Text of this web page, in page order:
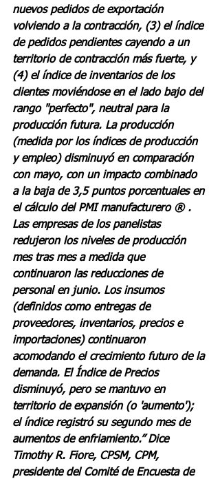
nuevos pedidos de exportación
volviendo a la contracción, (3) el índice
de pedidos pendientes cayendo a un
territorio de contracción más fuerte, y
(4) el índice de inventarios de los
clientes moviéndose en el lado bajo del
rango "perfecto", neutral para la
producción futura. La producción
(medida por los índices de producción
y empleo) disminuyó en comparación
con mayo, con un impacto combinado
a la baja de 3,5 puntos porcentuales en
el cálculo del PMI manufacturero ® .
Las empresas de los panelistas
redujeron los niveles de producción
mes tras mes a medida que
continuaron las reducciones de
personal en junio. Los insumos
(definidos como entregas de
proveedores, inventarios, precios e
importaciones) continuaron
acomodando el crecimiento futuro de la
demanda. El Índice de Precios
disminuyó, pero se mantuvo en
territorio de expansión (o 'aumento');
el índice registró su segundo mes de
aumentos de enfriamiento.” Dice
Timothy R. Fiore, CPSM, CPM,
presidente del Comité de Encuesta de